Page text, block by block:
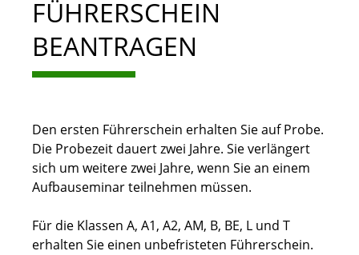
FÜHRERSCHEIN
BEANTRAGEN
Den ersten Führerschein erhalten Sie auf Probe.
Die Probezeit dauert zwei Jahre. Sie verlängert
sich um weitere zwei Jahre, wenn Sie an einem
Aufbauseminar teilnehmen müssen.
Für die Klassen A, A1, A2, AM, B, BE, L und T
erhalten Sie einen unbefristeten Führerschein.